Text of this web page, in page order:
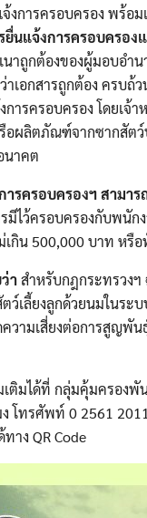
งการครอบครอง พร้อ
ยื่นแจ้งการครอบครอง
าถูกต้องของผู้มอบอำ
เอกสารถูกต้อง ครบถ้
การครอบครอง โดยเ
ผลิตภัณฑ์จากซากสัต
นาคต
รครอบครองฯ สามา
มีไว้ครอบครองกับพนั
เกิน 500,000 บาท หรื
าสำหรับกฎกระทรวง
เลี้ยงลูกด้วยนมในระ
วามเสี่ยงต่อการสูญพั
ติมได้ที่ กลุ่มคุ้มครอง
โทรศัพท์ 0 2561
าง QR Code